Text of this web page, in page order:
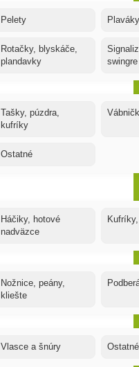
Pelety
Rotačky, blyskáče,
plandavky
swingre
Tašky, púzdra,
kufríky
Ostatné
Háčiky, hotové
nadväzce
Nožnice, peány,
kliešte
Vlasce a šnúry Ostatné